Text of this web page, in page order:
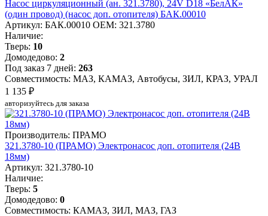
Насос циркуляционный (ан. 321.3780), 24V D18 «БелАК»
(один провод) (насос доп. отопителя) БАК.00010
Артикул: БАК.00010 OEM: 321.3780
Наличие:
Тверь: 10
Домодедово: 2
Под заказ 7 дней: 263
Совместимость: МАЗ, КАМАЗ, Автобусы, ЗИЛ, КРАЗ, УРАЛ
1 135 ₽
авторизуйтесь для заказа
Производитель: ПРАМО
321.3780-10 (ПРАМО) Электронасос доп. отопителя (24В
18мм)
Артикул: 321.3780-10
Наличие:
Тверь: 5
Домодедово: 0
Совместимость: КАМАЗ, ЗИЛ, МАЗ, ГАЗ